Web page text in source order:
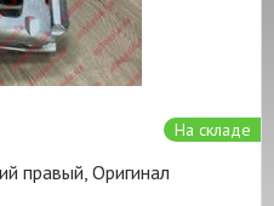
На складе
правый, Оригинал